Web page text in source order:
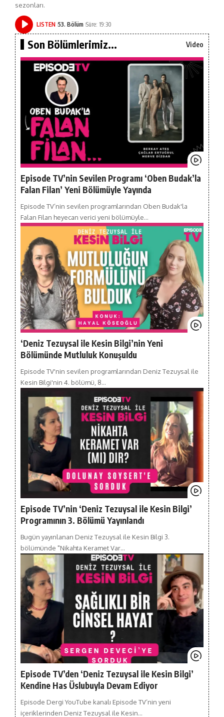
sezonları.
LISTEN 53. Bölüm Süre: 19:30
Son Bölümlerimiz... Video
Episode TV’nin Sevilen Programı ‘Oben Budak’la
Falan Filan’ Yeni Bölümüyle Yayında
Episode TV’nin sevilen programlarından Oben Budak'la
Falan Filan heyecan verici yeni bölümüyle…
‘Deniz Tezuysal ile Kesin Bilgi’nin Yeni
Bölümünde Mutluluk Konuşuldu
Episode TV'nin sevilen programlarından Deniz Tezuysal ile
Kesin Bilgi'nin 4. bölümü, 8…
Episode TV’nin ‘Deniz Tezuysal ile Kesin Bilgi’
Programının 3. Bölümü Yayınlandı
Bugün yayınlanan Deniz Tezuysal ile Kesin Bilgi 3.
bölümünde "Nikahta Keramet Var…
Episode TV’den ‘Deniz Tezuysal ile Kesin Bilgi’
Kendine Has Üslubuyla Devam Ediyor
Episode Dergi YouTube kanalı Episode TV’nin yeni
içeriklerinden Deniz Tezuysal ile Kesin…